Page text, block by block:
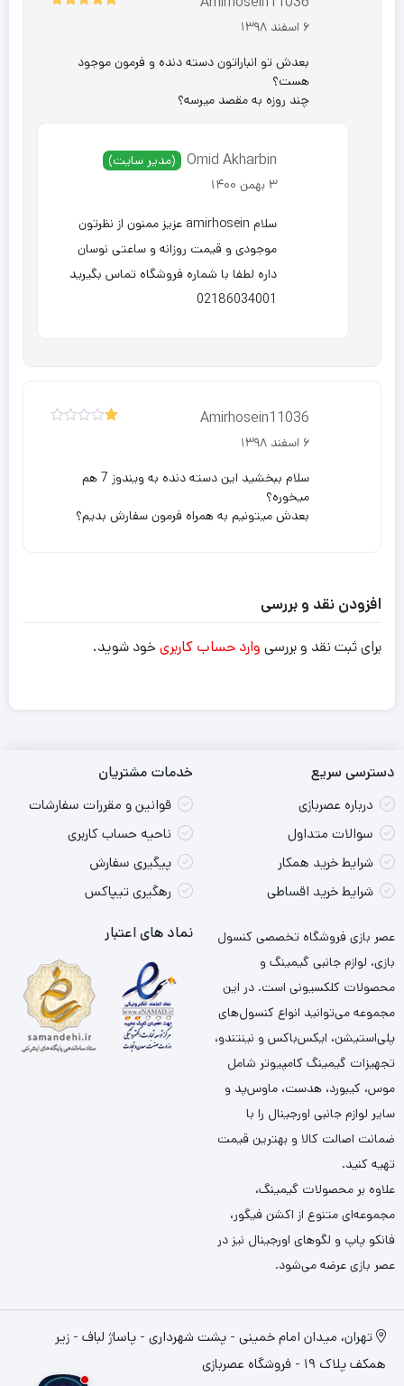
6 اسفند 1398
بعدش تو انباراتون دسته دنده و فرمون موجود
هست؟
چند روزه به مقصد میرسه؟
Omid Akharbin
(مدیر سایت)
3 بهمن 1400
سلام amirhosein عزیز ممنون از نظرتون
موجودی و قیمت روزانه و ساعتی نوسان
داره لطفا با شماره فروشگاه تماس بگیرید
02186034001
5
Amirhosein11036
6 اسفند 1398
سلام ببخشید این دسته دنده به ویندوز 7 هم
میخوره؟
بعدش میتونیم به همراه فرمون سفارش بدیم؟
افزودن نقد و بررسی
برای ثبت نقد و بررسی وارد حساب کاربری خود شوید.
دسترسی سریع
درباره عصربازی
سوالات متداول
شرایط خرید همکار
شرایط خرید اقساطی
خدمات مشتریان
قوانین و مقررات سفارشات
ناحیه حساب کاربری
پیگیری سفارش
رهگیری تیپاکس
عصر بازی فروشگاه تخصصی کنسول
بازی، لوازم جانبی گیمینگ و
محصولات کلکسیونی است. در این
مجموعه می‌توانید انواع کنسول‌های
پلی‌استیشن، ایکس‌باکس و نینتندو،
تجهیزات گیمینگ کامپیوتر شامل
موس، کیبورد، هدست، ماوس‌پد و
سایر لوازم جانبی اورجینال را با
ضمانت اصالت کالا و بهترین قیمت
تهیه کنید.
علاوه بر محصولات گیمینگ،
مجموعه‌ای متنوع از اکشن فیگور،
فانکو پاپ و لگوهای اورجینال نیز در
عصر بازی عرضه می‌شود.
نماد های اعتبار
تهران، میدان امام خمینی - پشت شهرداری - پاساژ لباف - زیر
همکف پلاک 19 - فروشگاه عصربازی